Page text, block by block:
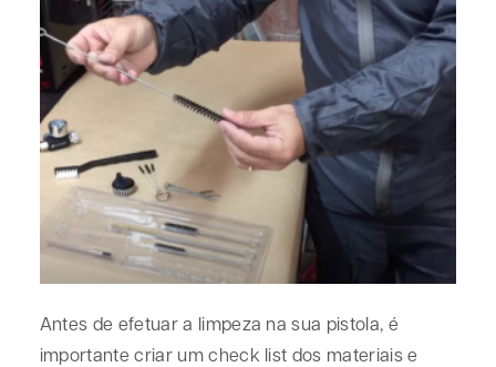
Antes de efetuar a limpeza na sua pistola, é
importante criar um check list dos materiais e